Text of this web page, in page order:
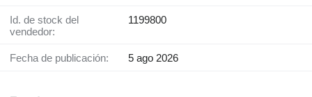
Id. de stock del
vendedor:
1199800
Fecha de publicación: 5 ago 2026